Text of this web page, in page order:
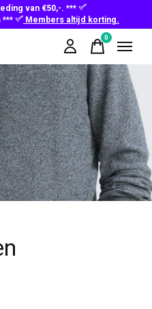
van €50,-. ***
***
Members altijd korting.
0items